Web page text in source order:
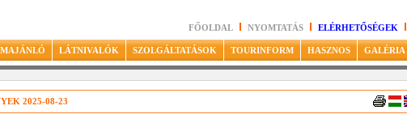
FŐOLDAL NYOMTATÁS ELÉRHETŐSÉGEK
LÁTNIVALÓK SZOLGÁLTATÁSOK TOURINFORM HASZNOS GALÉRIA
2025-08-23